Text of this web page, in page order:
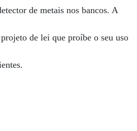
de metais nos bancos. A
de lei que proíbe o seu uso